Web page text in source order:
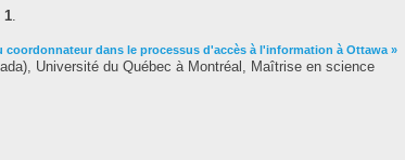
1.
coordonnateur dans le processus d'accès à l'information à Ottawa »
Université du Québec à Montréal, Maîtrise en science